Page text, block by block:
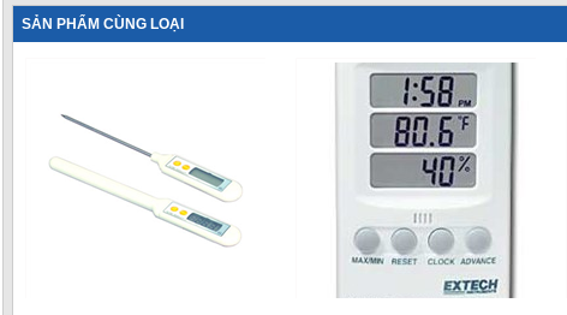
SẢN PHẨM CÙNG LOẠI